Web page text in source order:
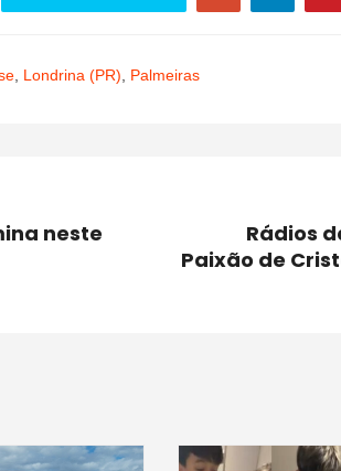
Londrina (PR) Palmeiras
neste
Rádios
Paixão de